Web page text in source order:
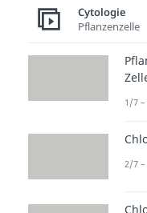
Cytologie
Pflanzenzelle
1/7
2/7 –